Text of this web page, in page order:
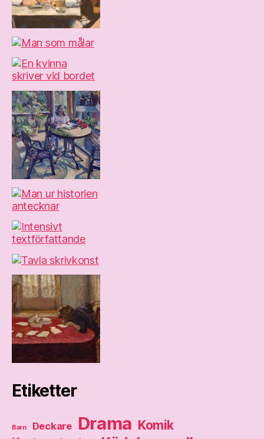
Etiketter
Barn Deckare Drama Komik